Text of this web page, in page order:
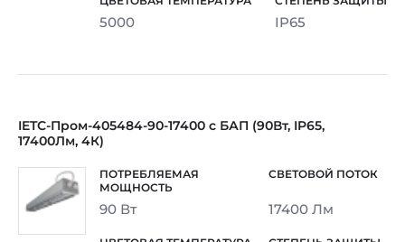
5000 IP65
IETC-Пром-405484-90-17400 c БАП (90Вт, IP65,
17400Лм, 4К)
90 Вт 17400 Лм